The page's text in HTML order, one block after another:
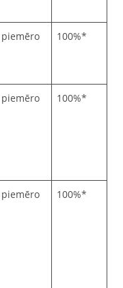
piemēro 100%*
piemēro 100%*
piemēro 100%*